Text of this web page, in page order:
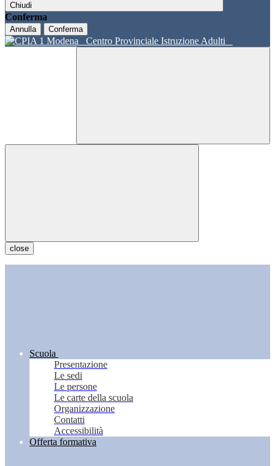
Chiudi
Conferma
Annulla Conferma
Centro Provinciale Istruzione Adulti
close
Scuola
Presentazione
Le sedi
Le persone
Le carte della scuola
Organizzazione
Contatti
Accessibilità
Offerta formativa